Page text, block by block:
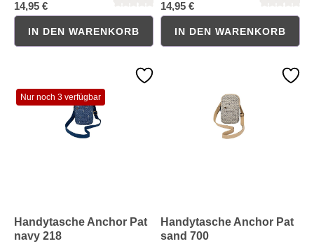
Durchschnittliche Bewertung von 0 von 5 SternenDurchschnittliche Bewertung
14,95 €
IN DEN WARENKORB
14,95 €
IN DEN WARENKORB
Nur noch 3 verfügbar
Handytasche Anchor Pat
navy 218
Handytasche Anchor Pat
sand 700